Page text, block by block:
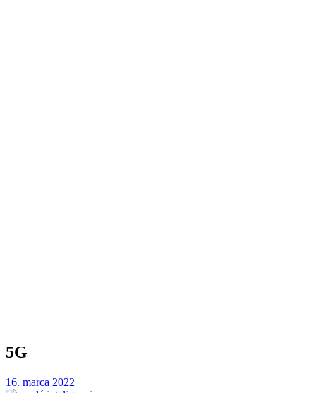
5G
16. marca 2022